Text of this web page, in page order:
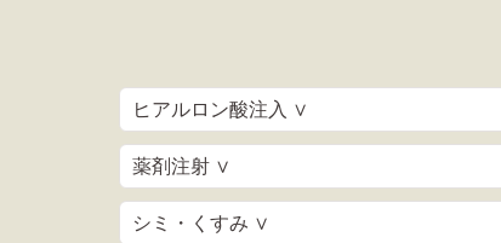
ヒアルロン酸注入 ∨
薬剤注射 ∨
シミ・くすみ ∨